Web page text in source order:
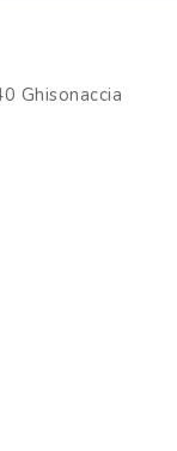
Ghisonaccia